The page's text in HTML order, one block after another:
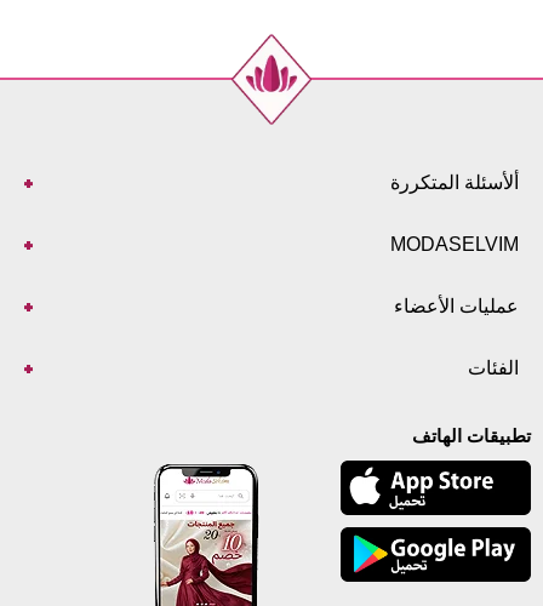
ألأسئلة المتكررة
MODASELVIM
عمليات الأعضاء
الفئات
تطبيقات الهاتف